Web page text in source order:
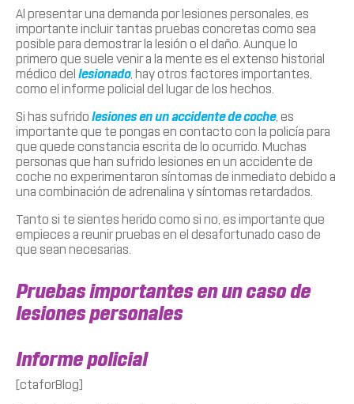
Al presentar una demanda por lesiones personales, es
importante incluir tantas pruebas concretas como sea
posible para demostrar la lesión o el daño. Aunque lo
primero que suele venir a la mente es el extenso historial
médico del lesionado, hay otros factores importantes,
como el informe policial del lugar de los hechos.
Si has sufrido lesiones en un accidente de coche, es
importante que te pongas en contacto con la policía para
que quede constancia escrita de lo ocurrido. Muchas
personas que han sufrido lesiones en un accidente de
coche no experimentaron síntomas de inmediato debido a
una combinación de adrenalina y síntomas retardados.
Tanto si te sientes herido como si no, es importante que
empieces a reunir pruebas en el desafortunado caso de
que sean necesarias.
Pruebas importantes en un caso de
lesiones personales
Informe policial
[ctaforBlog]